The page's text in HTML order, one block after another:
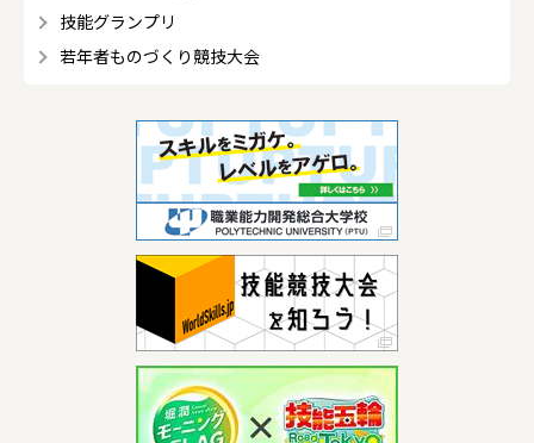
技能グランプリ
若年者ものづくり競技大会